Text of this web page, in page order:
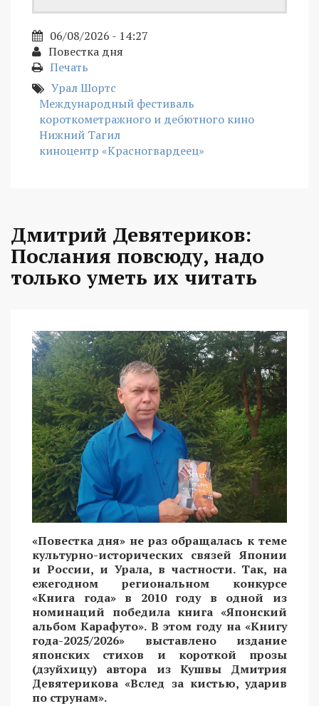
06/08/2026 - 14:27
Повестка дня
Печать
Урал Шортс
Международный фестиваль
короткометражного и дебютного кино
Нижний Тагил
киноцентр «Красногвардеец»
Дмитрий Девятериков:
Послания повсюду, надо
только уметь их читать
«Повестка дня» не раз обращалась к теме
культурно-исторических связей Японии
и России, и Урала, в частности. Так, на
ежегодном региональном конкурсе
«Книга года» в 2010 году в одной из
номинаций победила книга «Японский
альбом Карафуто». В этом году на «Книгу
года-2025/2026» выставлено издание
японских стихов и короткой прозы
(дзуйхицу) автора из Кушвы Дмитрия
Девятерикова «Вслед за кистью, ударив
по струнам».